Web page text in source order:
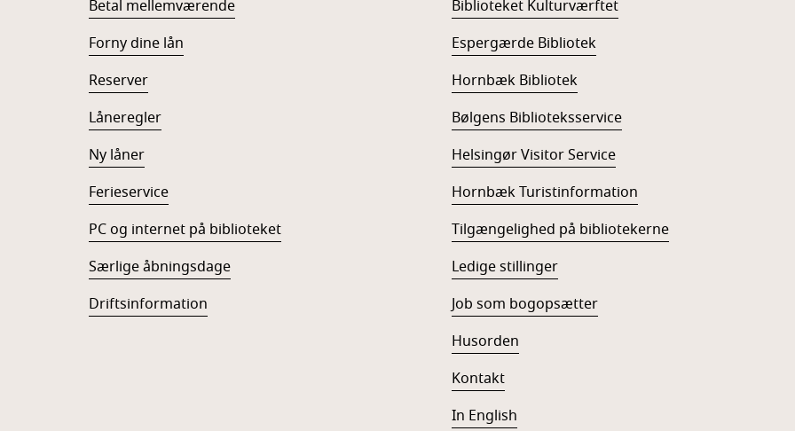
Betal mellemværende
Forny dine lån
Reserver
Låneregler
Ny låner
Ferieservice
PC og internet på biblioteket
Særlige åbningsdage
Driftsinformation
Biblioteket Kulturværftet
Espergærde Bibliotek
Hornbæk Bibliotek
Bølgens Biblioteksservice
Helsingør Visitor Service
Hornbæk Turistinformation
Tilgængelighed på bibliotekerne
Ledige stillinger
Job som bogopsætter
Husorden
Kontakt
In English